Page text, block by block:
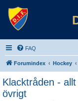
FAQ
Forumindex Hockey
Klacktråden -
övrigt